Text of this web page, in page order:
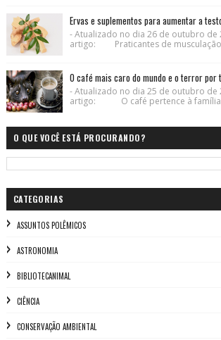
Ervas e suplementos para aumentar a
- Atualizado no dia 26 de outubro
artigo: Praticantes de musculação
O café mais caro do mundo e o terror por
- Atualizado no dia 25 de outubro de
artigo: O café pertence à família
O QUE VOCÊ ESTÁ PROCURANDO?
CATEGORIAS
ASSUNTOS POLÊMICOS
ASTRONOMIA
BIBLIOTECANIMAL
CIÊNCIA
CONSERVAÇÃO AMBIENTAL